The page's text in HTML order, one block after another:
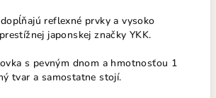
reflexné prvky a vysoko
japonskej značky YKK.
s pevným dnom a hmotnosťou 1
tvar a samostatne stojí.